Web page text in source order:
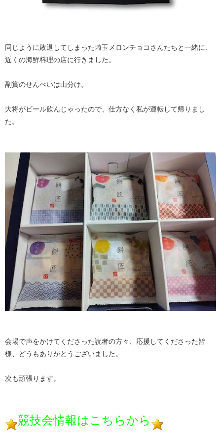
同じように敗退してしまった埼玉メロンチョコさんたちと一緒に、
近くの海鮮料理の店に行きました。
副賞のせんべいは山分け。
大将がビール飲んじゃったので、仕方なく私が運転して帰りまし
た。
会場で声をかけてくださった読者の方々、応援してくださった皆
様、どうもありがとうございました。
次も頑張ります。
競技会情報はこちらから